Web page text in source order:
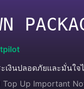
เงินปลอดภัยและมั่นใจ
Up Important